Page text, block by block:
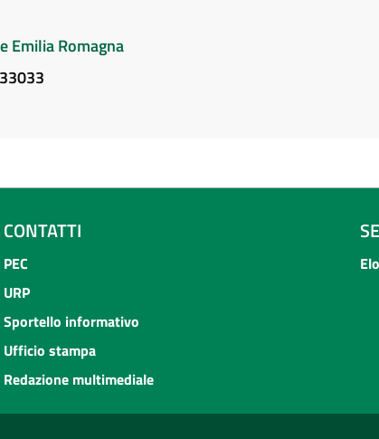
Emilia Romagna
CONTATTI
PEC
URP
Sportello informativo
Ufficio stampa
Redazione multimediale